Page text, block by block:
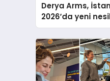
Derya Arms,
2026’da yeni
global marka
sergiledi